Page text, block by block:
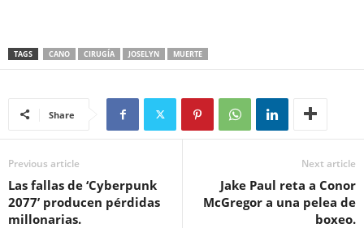
TAGS CANO CIRUGÍA JOSELYN MUERTE
Share
Previous article
Las fallas de ‘Cyberpunk
2077’ producen pérdidas
millonarias.
Next article
Jake Paul reta a Conor
McGregor a una pelea de
boxeo.